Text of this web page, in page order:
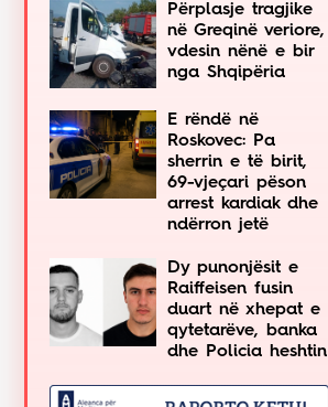
Përplasje tragjike
në Greqinë veriore,
vdesin nënë e bir
nga Shqipëria
E rëndë në
Roskovec: Pa
sherrin e të birit,
69-vjeçari pëson
arrest kardiak dhe
ndërron jetë
Dy punonjësit e
Raiffeisen fusin
duart në xhepat e
qytetarëve, banka
dhe Policia heshtin